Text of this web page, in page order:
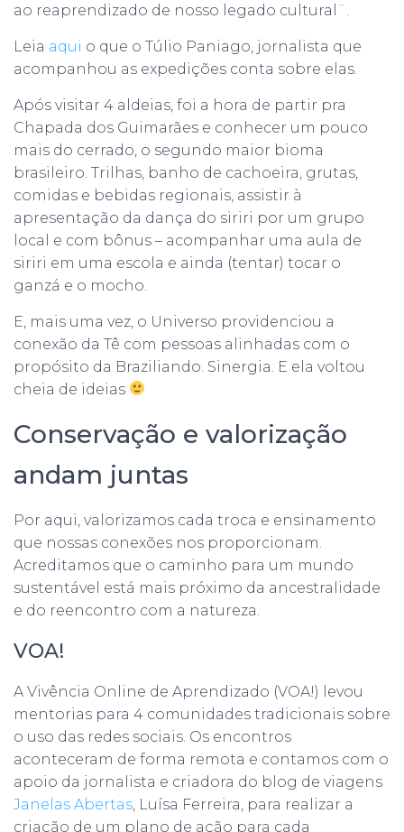
ao reaprendizado de nosso legado cultural¨.
Leia aqui o que o Túlio Paniago, jornalista que
acompanhou as expedições conta sobre elas.
Após visitar 4 aldeias, foi a hora de partir pra
Chapada dos Guimarães e conhecer um pouco
mais do cerrado, o segundo maior bioma
brasileiro. Trilhas, banho de cachoeira, grutas,
comidas e bebidas regionais, assistir à
apresentação da dança do siriri por um grupo
local e com bônus – acompanhar uma aula de
siriri em uma escola e ainda (tentar) tocar o
ganzá e o mocho.
E, mais uma vez, o Universo providenciou a
conexão da Tê com pessoas alinhadas com o
propósito da Braziliando. Sinergia. E ela voltou
cheia de ideias
Conservação e valorização
andam juntas
Por aqui, valorizamos cada troca e ensinamento
que nossas conexões nos proporcionam.
Acreditamos que o caminho para um mundo
sustentável está mais próximo da ancestralidade
e do reencontro com a natureza.
VOA!
A Vivência Online de Aprendizado (VOA!) levou
mentorias para 4 comunidades tradicionais sobre
o uso das redes sociais. Os encontros
aconteceram de forma remota e contamos com o
apoio da jornalista e criadora do blog de viagens
Janelas Abertas , Luísa Ferreira, para realizar a
criação de um plano de ação para cada